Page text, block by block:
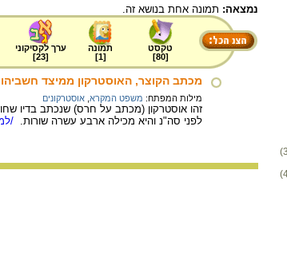
נמצאה: תמונה אחת בנושא זה.
טקסט
[
80
]
תמונה
[
1
]
ערך לקסיקוני
[
23
]
מכתב הקוצר, האוסטרקון ממיצד חשביהו
מילות המפתח: משפט המקרא אוסטרקונים
זהו אוסטרקון (מכתב על חרס) שנכתב בדיו
לפני סה"נ והיא מכילה ארבע עשרה שורות. /